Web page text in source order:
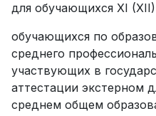
для обучающихся XI (XII)
обучающихся по
среднего
участвующих в
аттестации экстерном
среднем общем